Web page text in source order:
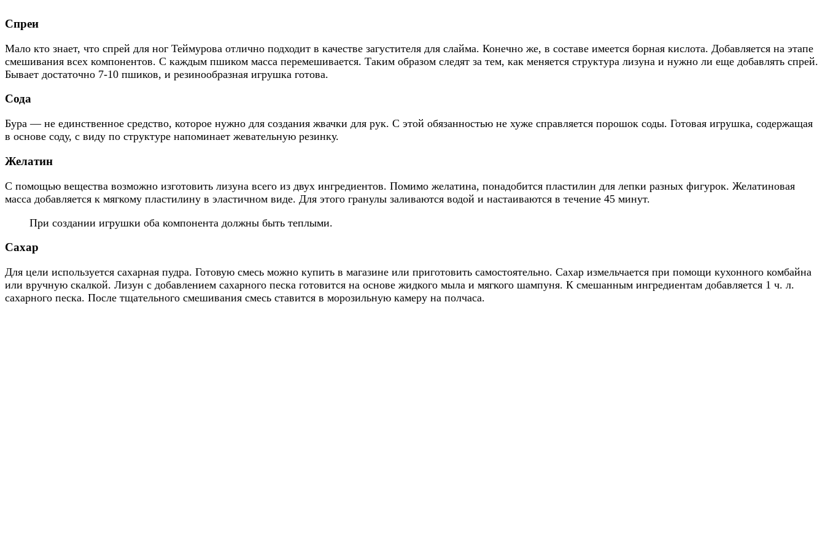
Спреи
Мало кто знает, что спрей для ног Теймурова отлично подходит в качестве загустителя для слайма. Конечно же, в составе имеется борная кислота. Добавляется на этапе
смешивания всех компонентов. С каждым пшиком масса перемешивается. Таким образом следят за тем, как меняется структура лизуна и нужно ли еще добавлять спрей.
Бывает достаточно 7-10 пшиков, и резинообразная игрушка готова.
Сода
Бура — не единственное средство, которое нужно для создания жвачки для рук. С этой обязанностью не хуже справляется порошок соды. Готовая игрушка, содержащая
в основе соду, с виду по структуре напоминает жевательную резинку.
Желатин
С помощью вещества возможно изготовить лизуна всего из двух ингредиентов. Помимо желатина, понадобится пластилин для лепки разных фигурок. Желатиновая
масса добавляется к мягкому пластилину в эластичном виде. Для этого гранулы заливаются водой и настаиваются в течение 45 минут.
При создании игрушки оба компонента должны быть теплыми.
Сахар
Для цели используется сахарная пудра. Готовую смесь можно купить в магазине или приготовить самостоятельно. Сахар измельчается при помощи кухонного комбайна
или вручную скалкой. Лизун с добавлением сахарного песка готовится на основе жидкого мыла и мягкого шампуня. К смешанным ингредиентам добавляется 1 ч. л.
сахарного песка. После тщательного смешивания смесь ставится в морозильную камеру на полчаса.